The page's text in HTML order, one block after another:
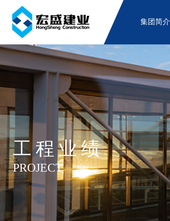
集团简介
工程业绩
PROJECT